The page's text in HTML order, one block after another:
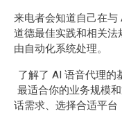
来电者会知道自己在
道德最佳实践和相关
由自动化系统处理。
了解了 AI 语音代理的
最适合你的业务规模
话需求、选择合适平